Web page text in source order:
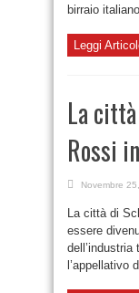
birraio
Leggi
La
Rossi
Novembre
La città di
essere
l’appellativo